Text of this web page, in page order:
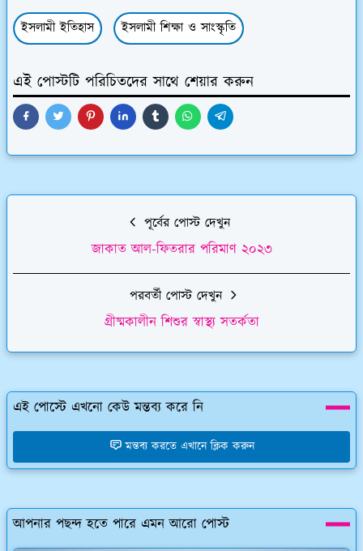
ইসলামী ইতিহাস ইসলামী শিক্ষা ও সাংস্কৃতি
এই পোস্টটি পরিচিতদের সাথে শেয়ার করুন
পূর্বের পোস্ট দেখুন
জাকাত আল-ফিতরার পরিমাণ ২০২৩
পরবর্তী পোস্ট দেখুন
গ্রীষ্মকালীন শিশুর স্বাস্থ্য সতর্কতা
এই পোস্টে এখনো কেউ মন্তব্য করে নি
মন্তব্য করতে এখানে ক্লিক করুন
আপনার পছন্দ হতে পারে এমন আরো পোস্ট